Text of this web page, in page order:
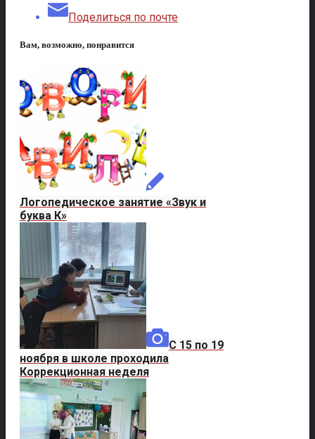
Поделиться по почте
Вам, возможно, понравится
Логопедическое занятие «Звук и
буква К»
C 15 по 19
ноября в школе проходила
Коррекционная неделя